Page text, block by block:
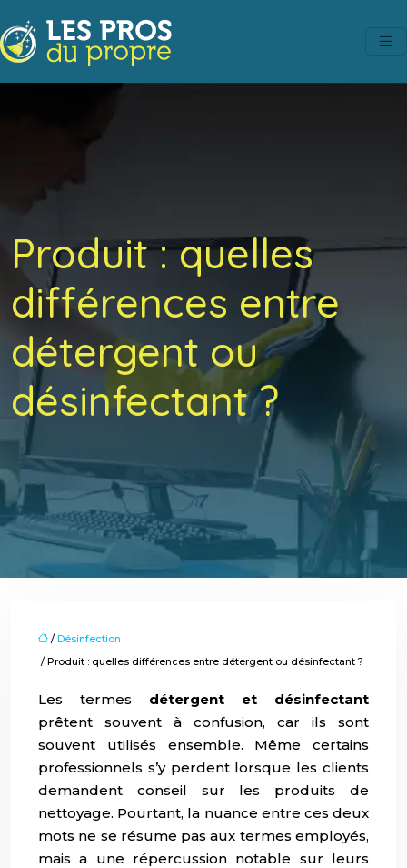
Produit : quelles
différences entre
détergent ou
désinfectant ?
/ Désinfection
/ Produit : quelles différences entre détergent ou désinfectant ?
Les termes détergent et désinfectant
prêtent souvent à confusion, car ils sont
souvent utilisés ensemble. Même certains
professionnels s’y perdent lorsque les clients
demandent conseil sur les produits de
nettoyage. Pourtant, la nuance entre ces deux
mots ne se résume pas aux termes employés,
mais a une répercussion notable sur leurs